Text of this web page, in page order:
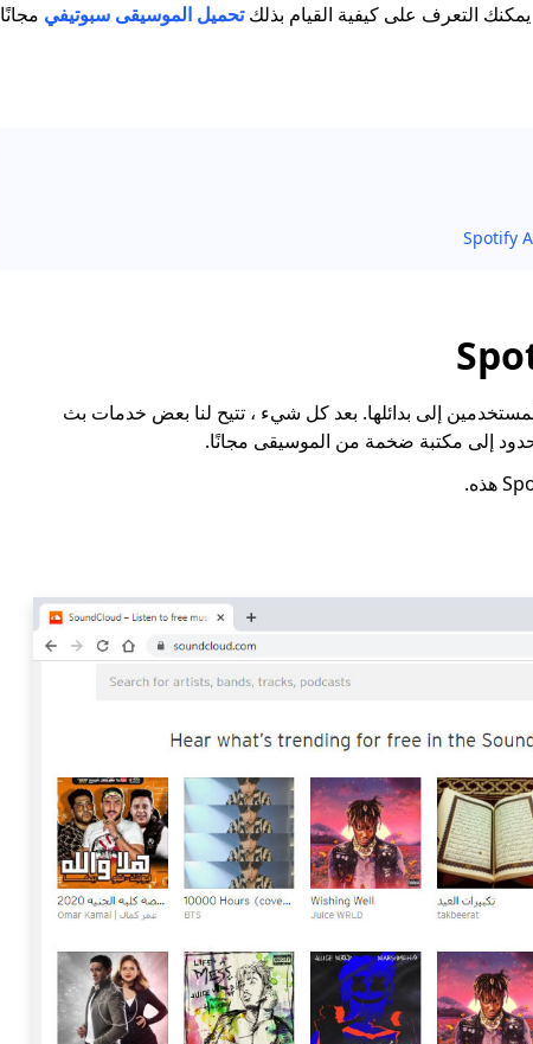
يمكنك التعرف على كيفية القيام بذلكتحميل الموسيقى سبوتيفي مجانًا
المستخدمين إلى بدائلها. بعد كل شيء ، تتيح لنا بعض خدمات بث
إلى مكتبة ضخمة من الموسيقى مجانًا.